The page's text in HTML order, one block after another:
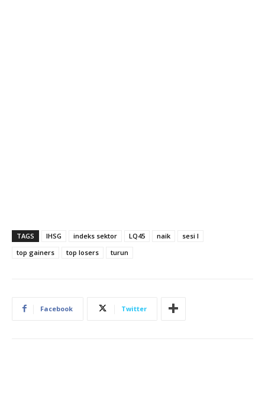
TAGS IHSG indeks sektor LQ45 naik
sesi I
top gainers
top losers turun
Facebook Twitter